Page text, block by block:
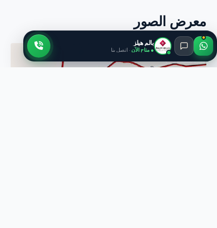
معرض الصور
بالم هيلز
● متاح الآن · اتصل بنا